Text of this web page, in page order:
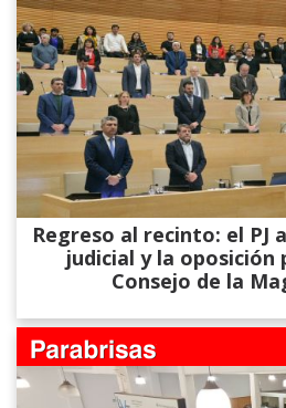
Regreso al recinto: el PJ
judicial y la oposición
Consejo de la